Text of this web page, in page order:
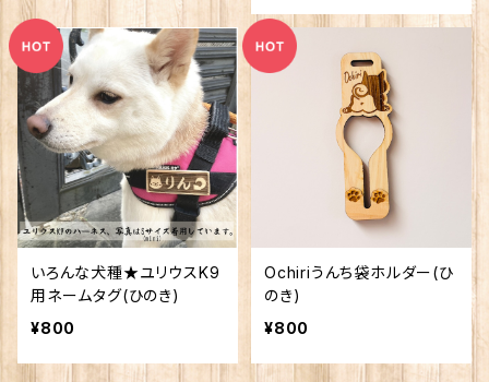
いろんな犬種★ユリウスK9
用ネームタグ(ひのき)
¥800
Ochiriうんち袋ホルダー(ひ
のき)
¥800